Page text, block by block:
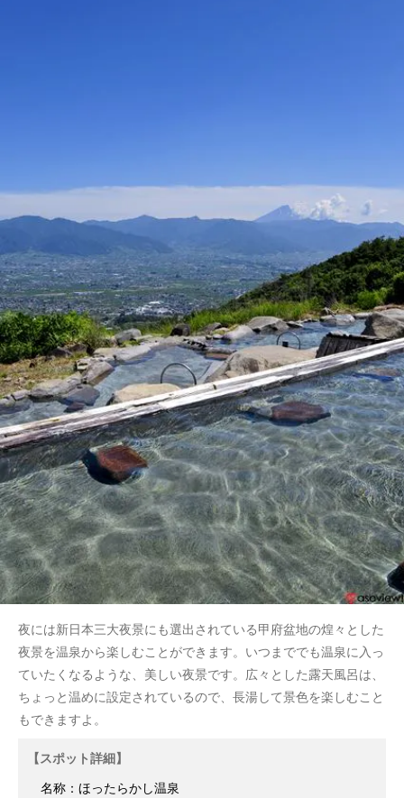
夜には新日本三大夜景にも選出されている甲府盆地の煌々とした
夜景を温泉から楽しむことができます。いつまででも温泉に入っ
ていたくなるような、美しい夜景です。広々とした露天風呂は、
ちょっと温めに設定されているので、長湯して景色を楽しむこと
もできますよ。
【スポット詳細】
名称：ほったらかし温泉